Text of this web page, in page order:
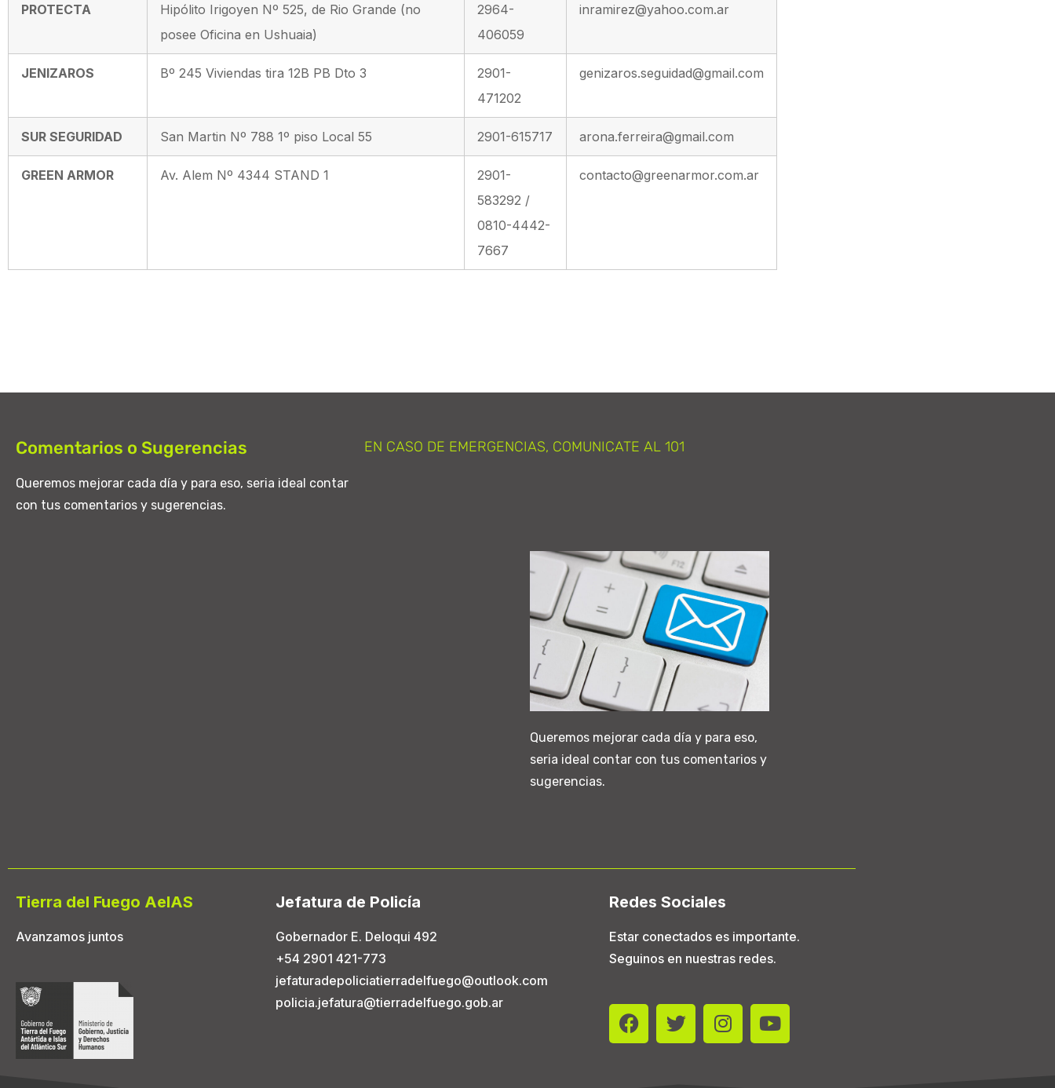
PROTECTA
Hipólito Irigoyen Nº 525, de Rio Grande (no
posee Oficina en Ushuaia)
2964-
406059
inramirez@yahoo.com.ar
JENIZAROS Bº 245 Viviendas tira 12B PB Dto 3
2901-
471202
genizaros.seguidad@gmail.com
SUR SEGURIDAD San Martin Nº 788 1º piso Local 55 2901-615717 arona.ferreira@gmail.com
GREEN ARMOR Av. Alem Nº 4344 STAND 1
2901-
583292 /
0810-4442-
7667
contacto@greenarmor.com.ar
Comentarios o Sugerencias
Queremos mejorar cada día y para eso, seria ideal contar
con tus comentarios y sugerencias.
EN CASO DE EMERGENCIAS, COMUNICATE AL 101
Queremos mejorar cada día y para eso,
seria ideal contar con tus comentarios y
sugerencias.
Tierra del Fuego AeIAS
Avanzamos juntos
Jefatura de Policía
Gobernador E. Deloqui 492
+54 2901 421-773
jefaturadepoliciatierradelfuego@outlook.com
policia.jefatura@tierradelfuego.gob.ar
Redes Sociales
Estar conectados es importante.
Seguinos en nuestras redes.